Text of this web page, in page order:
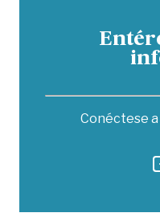
Conéctese